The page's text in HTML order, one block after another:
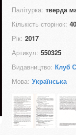
Палітурка: тверда
Кількість сторінок:
Рік: 2017
Артикул: 550325
Видавництво: Клуб
Мова: Українська